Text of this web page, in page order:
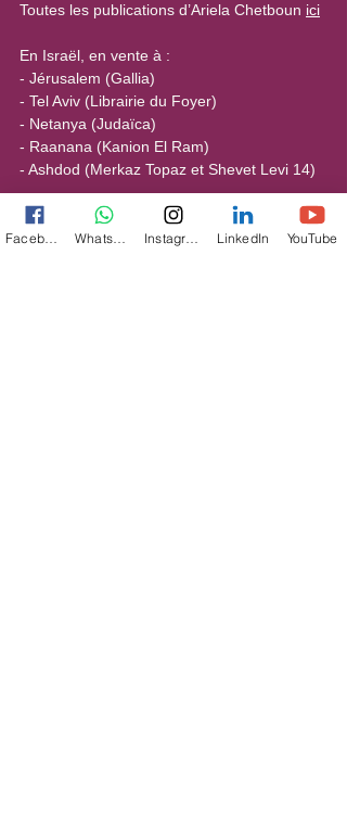
Toutes les publications d’Ariela Chetboun ici
En Israël, en vente à :
- Jérusalem (Gallia)
- Tel Aviv (Librairie du Foyer)
- Netanya (Judaïca)
- Raanana (Kanion El Ram)
- Ashdod (Merkaz Topaz et Shevet Levi 14)
En France, sur Amazon ou à Paris : Librairie
du Temple, Librairie Emet, Kol Yehouda,
LinkedIn YouTube